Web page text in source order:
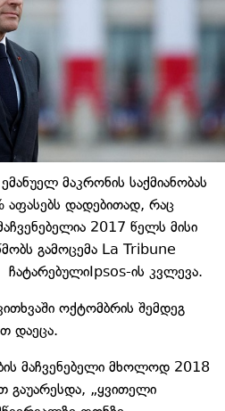
მაკრონის საქმიანობას
დადებითად, რაც
2017 წელს მისი
გამოცემა La Tribune
ის კვლევა.
ოქტომბრის შემდეგ
დაეცა.
მაჩვენებელი მხოლოდ 2018
გაუარესდა, „ყვითელი